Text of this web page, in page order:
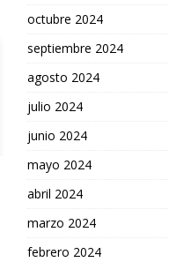
octubre 2024
septiembre 2024
agosto 2024
julio 2024
junio 2024
mayo 2024
abril 2024
marzo 2024
febrero 2024